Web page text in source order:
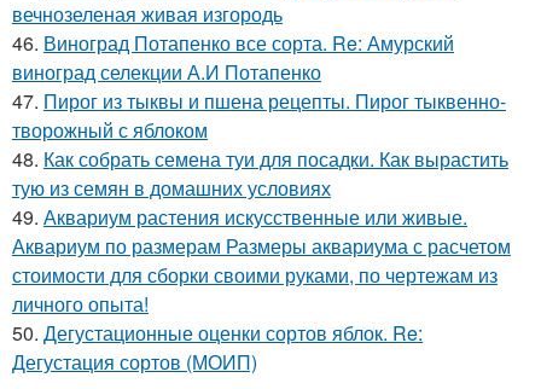
вечнозеленая живая изгородь
46. Виноград Потапенко все сорта. Re: Амурский
виноград селекции А.И Потапенко
47. Пирог из тыквы и пшена рецепты. Пирог тыквенно-
творожный с яблоком
48. Как собрать семена туи для посадки. Как вырастить
тую из семян в домашних условиях
49. Аквариум растения искусственные или живые.
Аквариум по размерам Размеры аквариума с расчетом
стоимости для сборки своими руками, по чертежам из
личного опыта!
50. Дегустационные оценки сортов яблок. Re:
Дегустация сортов (МОИП)